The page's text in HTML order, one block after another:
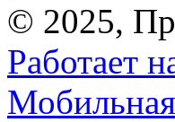
© 2025,
Работает